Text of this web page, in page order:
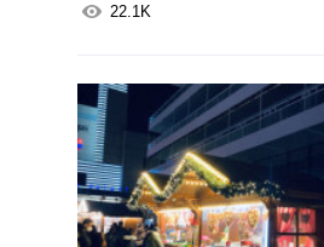
22.1K